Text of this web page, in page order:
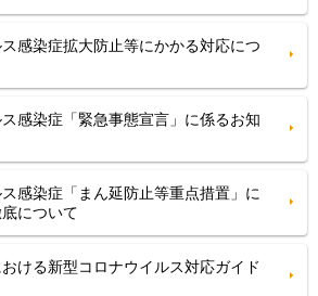
感染症拡大防止等にかかる対応につ
感染症「緊急事態宣言」に係るお知
感染症「まん延防止等重点措置」に
について
ける新型コロナウイルス対応ガイド